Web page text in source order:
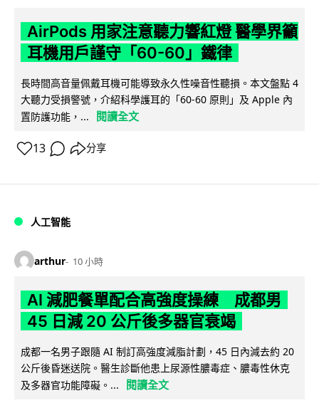
AirPods 用家注意聽力響紅燈 醫學界籲
耳機用戶謹守「60-60」鐵律
長時間高音量佩戴耳機可能導致永久性噪音性聽損。本文盤點 4
大聽力受損警號，介紹科學護耳的「60-60 原則」及 Apple 內
置防護功能，...
閱讀全文
13 分享
人工智能
arthur 10 小時
AI 減肥餐單配合高強度操練 成都男
45 日減 20 公斤後多器官衰竭
成都一名男子跟隨 AI 制訂高強度減脂計劃，45 日內減去約 20
公斤後昏迷送院。醫生診斷他患上尿源性膿毒症、膿毒性休克
及多器官功能障礙。...
閱讀全文